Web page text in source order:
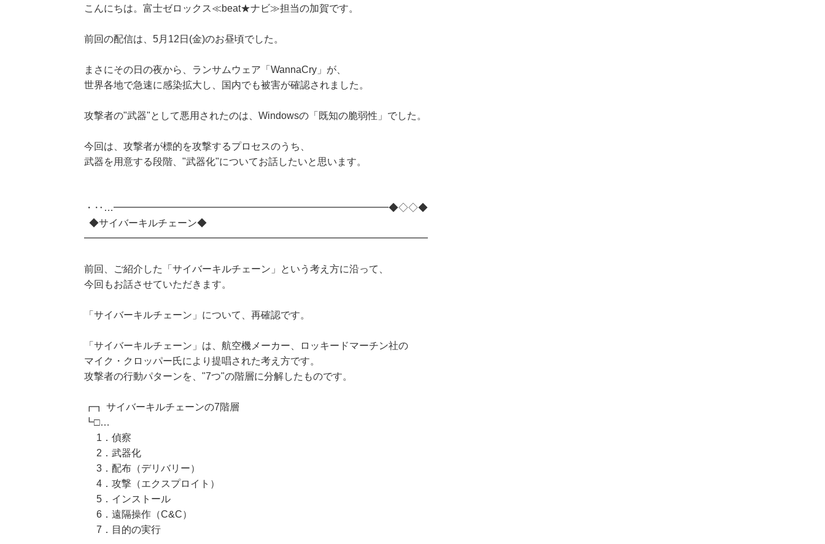
こんにちは。富士ゼロックス≪beat★ナビ≫担当の加賀です。
前回の配信は、5月12日(金)のお昼頃でした。
まさにその日の夜から、ランサムウェア「WannaCry」が、
世界各地で急速に感染拡大し、国内でも被害が確認されました。
攻撃者の"武器"として悪用されたのは、Windowsの「既知の脆弱性」でした。
今回は、攻撃者が標的を攻撃するプロセスのうち、
武器を用意する段階、"武器化"についてお話したいと思います。
・‥…━━━━━━━━━━━━━━━━━━━━━━━━━━━━◆◇◇◆
◆サイバーキルチェーン◆
━━━━━━━━━━━━━━━━━━━━━━━━━━━━━━━━━━━
前回、ご紹介した「サイバーキルチェーン」という考え方に沿って、
今回もお話させていただきます。
「サイバーキルチェーン」について、再確認です。
「サイバーキルチェーン」は、航空機メーカー、ロッキードマーチン社の
マイク・クロッパー氏により提唱された考え方です。
攻撃者の行動パターンを、"7つ"の階層に分解したものです。
┏┓ サイバーキルチェーンの7階層
┗□…
1．偵察
2．武器化
3．配布（デリバリー）
4．攻撃（エクスプロイト）
5．インストール
6．遠隔操作（C&C）
7．目的の実行